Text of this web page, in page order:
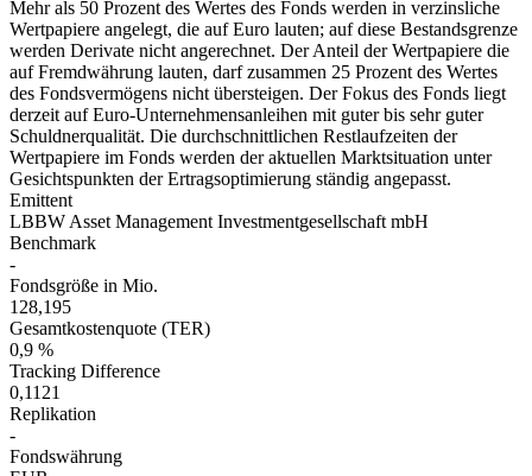
Mehr als 50 Prozent des Wertes des Fonds werden in verzinsliche
Wertpapiere angelegt, die auf Euro lauten; auf diese Bestandsgrenze
werden Derivate nicht angerechnet. Der Anteil der Wertpapiere die
auf Fremdwährung lauten, darf zusammen 25 Prozent des Wertes
des Fondsvermögens nicht übersteigen. Der Fokus des Fonds liegt
derzeit auf Euro-Unternehmensanleihen mit guter bis sehr guter
Schuldnerqualität. Die durchschnittlichen Restlaufzeiten der
Wertpapiere im Fonds werden der aktuellen Marktsituation unter
Gesichtspunkten der Ertragsoptimierung ständig angepasst.
Emittent
LBBW Asset Management Investmentgesellschaft mbH
Benchmark
-
Fondsgröße in Mio.
128,195
Gesamtkostenquote (TER)
0,9 %
Tracking Difference
0,1121
Replikation
-
Fondswährung